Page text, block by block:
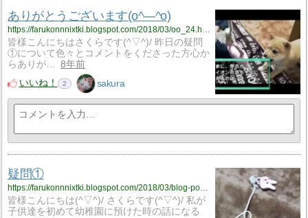
ありがとうございます(o^―^o)
https://farukonnnixtki.blogspot.com/2018/03/oo_24.html
皆様こんにちはさくらです(^▽^)/ 昨日の疑問
①について色々とコメントをくださった方心か
らありが…
8年前
いいね！
2 sakura
疑問①
https://farukonnnixtki.blogspot.com/2018/03/blog-post_23.html
皆様こんにちは(^▽^)/ さくらです(^▽^)/ 私が
子供達を初めて幼稚園に預けた時の話になる